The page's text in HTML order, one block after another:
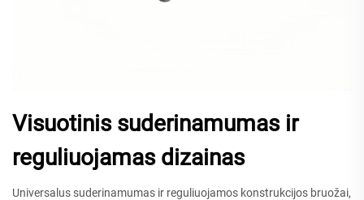
Visuotinis suderinamumas ir
reguliuojamas dizainas
Universalus suderinamumas ir reguliuojamos konstrukcijos bruožai,